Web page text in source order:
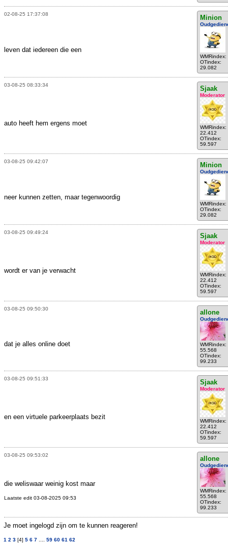
02-08-25 17:37:08 Minion
WMRindex:
OTindex:
29.082
leven dat iedereen die een
03-08-25 08:33:34 Sjaak
Moderator
WMRindex:
22.412
OTindex:
59.597
auto heeft hem ergens moet
03-08-25 09:42:07 Minion
WMRindex:
OTindex:
29.082
neer kunnen zetten, maar tegenwoordig
03-08-25 09:49:24 Sjaak
Moderator
WMRindex:
22.412
OTindex:
59.597
wordt er van je verwacht
03-08-25 09:50:30 allone
WMRindex:
55.568
OTindex:
99.233
dat je alles online doet
03-08-25 09:51:33 Sjaak
Moderator
WMRindex:
22.412
OTindex:
59.597
en een virtuele parkeerplaats bezit
03-08-25 09:53:02 allone
WMRindex:
55.568
OTindex:
99.233
die weliswaar weinig kost maar
Laatste edit 03-08-2025 09:53
Je moet ingelogd zijn om te kunnen reageren!
1 2 3 [4] 5 6 7 59 60 61 62